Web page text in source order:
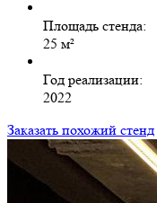
Площадь стенда:
25 м²
Год реализации:
2022
Заказать похожий стенд